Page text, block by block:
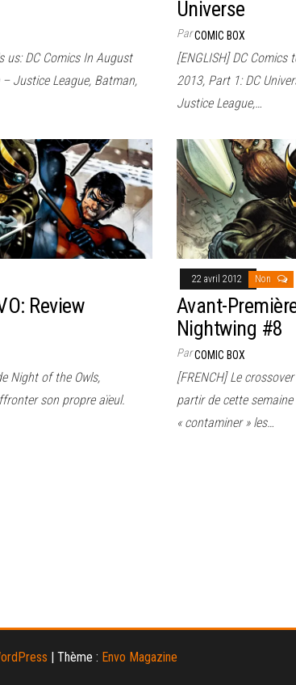
us: DC Comics In August
Justice League, Batman,
Universe
ParCOMIC BOX
[ENGLISH] DC Comics
2013, Part 1: DC
Justice League,…
Review
Night of the Owls,
son propre aïeul.
22 avril 2012 Non
Avant-
Nightwing #8
ParCOMIC BOX
[FRENCH] Le
partir de cette
« contaminer » les…
| Thème : Envo Magazine